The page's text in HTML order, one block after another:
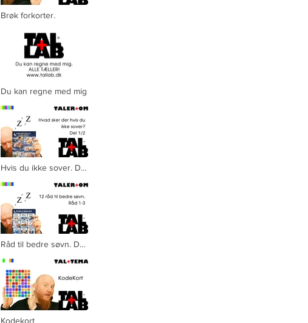
Brøk forkorter.
Du kan regne med mig
Hvis du ikke sover. Del
Råd til bedre søvn. Del
Kodekort